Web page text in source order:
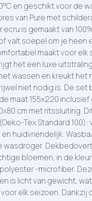
en geschikt voor de
van Pure met
ecru is gemaakt van
valt soepel om je heen
maakt voor elk
het een luxe
wassen en kreukt het
niet nodig is. De set
maat 155x220 inclusief
cm met ritssluiting.
Tex Standard 100):
huidvriendelijk.
wasdroger.
bloemen, in de
-microfiber.
is licht van gewicht,
elk seizoen. Dankzij